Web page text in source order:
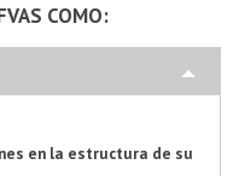
COMO:
en la estructura de su